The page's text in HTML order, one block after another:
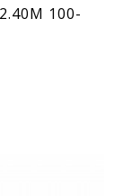
100-